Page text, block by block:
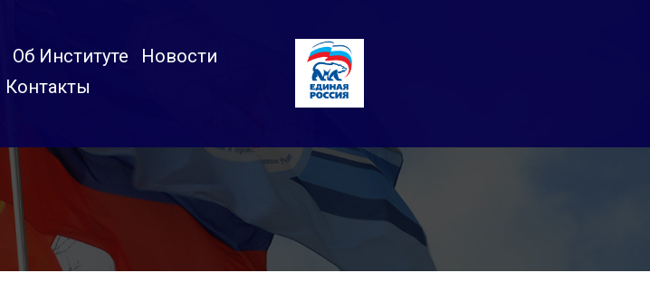
Об Институте
Новости
Контакты